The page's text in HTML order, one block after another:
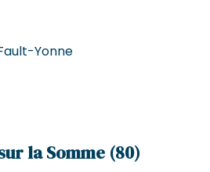
Yonne
la Somme (80)